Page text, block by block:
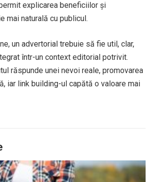
explicarea beneficiilor și
mai naturală cu publicul.
un advertorial trebuie să fie util, clar,
într-un context editorial potrivit.
răspunde unei nevoi reale, promovarea
iar link building-ul capătă o valoare mai